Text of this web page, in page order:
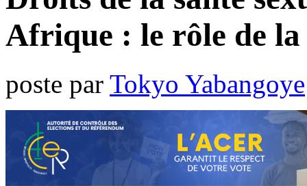
Afrique : le rôle de la
poste par Tokyo Yabangoye